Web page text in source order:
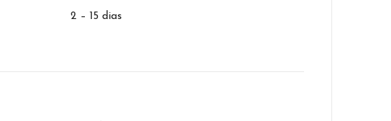
2 – 15 dias